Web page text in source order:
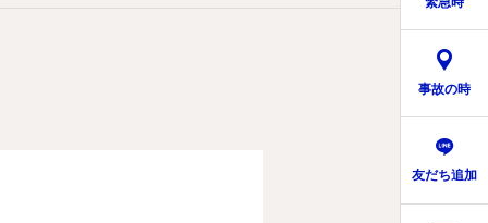
事故の時
友だち追加